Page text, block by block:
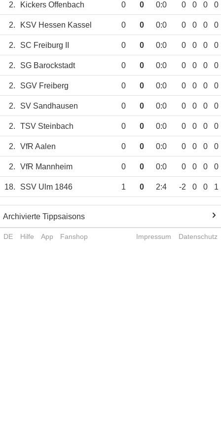
2. Kickers Offenbach 0 0 0:0 0 0 0 0
2. KSV Hessen Kassel 0 0 0:0 0 0 0 0
2. SC Freiburg II 0 0 0:0 0 0 0 0
2. SG Barockstadt 0 0 0:0 0 0 0 0
2. SGV Freiberg 0 0 0:0 0 0 0 0
2. SV Sandhausen 0 0 0:0 0 0 0 0
2. TSV Steinbach 0 0 0:0 0 0 0 0
2. VfR Aalen 0 0 0:0 0 0 0 0
2. VfR Mannheim 0 0 0:0 0 0 0 0
18. SSV Ulm 1846 1 0 2:4 -2 0 0 1
Archivierte Tippsaisons
DE Hilfe App Fanshop Impressum Datenschutz